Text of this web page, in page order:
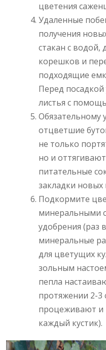
цветения
Удаленные
получения
стакан с водой,
корешков и
подходящие
Перед
листья с
Обязательному
отцветшие
не только
но и
питательные
закладки
Подкормите
минеральными
удобрения (раз
минеральные
для цветущих
зольным
пепла
протяжении 2-3
процеживают и
каждый кустик).